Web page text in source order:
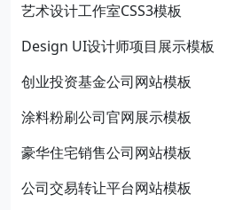
艺术设计工作室CSS3模板
Design UI设计师项目展示模板
创业投资基金公司网站模板
涂料粉刷公司官网展示模板
豪华住宅销售公司网站模板
公司交易转让平台网站模板